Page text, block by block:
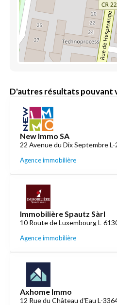
D'autres résultats pouvant
New Immo SA
22 Avenue du Dix Septembre
Agence immobilière
Immobilière Spautz Sàrl
10 Route de Luxembourg L-
Agence immobilière
Axhome Immo
12 Rue du Château d'Eau L-